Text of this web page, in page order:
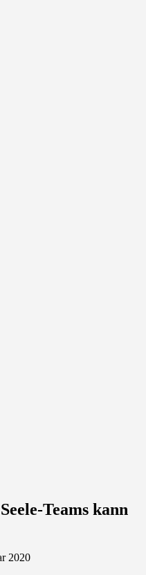
Teams kann
2020